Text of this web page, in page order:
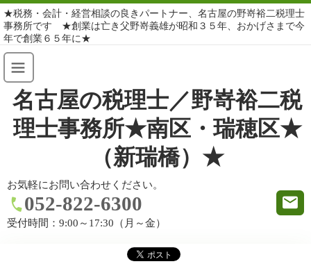
★税務・会計・経営相談の良きパートナー、名古屋の野嵜裕二税理士
事務所です ★創業は亡き父野嵜義雄が昭和３５年、おかげさまで今
年で創業６５年に★
名古屋の税理士／野嵜裕二税
理士事務所★南区・瑞穂区★
（新瑞橋）★
お気軽にお問い合わせください。
052-822-6300
受付時間： 9:00～17:30（月～金）